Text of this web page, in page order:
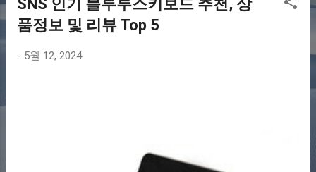
SNS 인기 블루투스키보드 추천, 상
품정보 및 리뷰 Top 5
- 5월 12, 2024